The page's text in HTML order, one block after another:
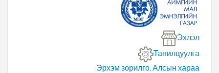
Эхлэл
Танилцуулга
Эрхэм зорилго, Алсын хараа